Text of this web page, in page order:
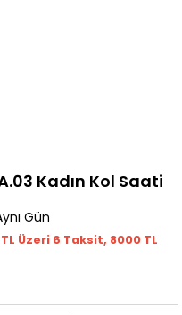
Kadın Kol Saati
Gün
TL Üzeri 6 Taksit, 8000 TL